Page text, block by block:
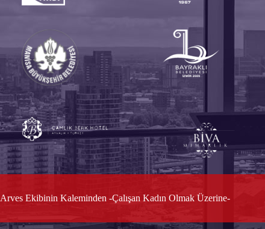
Arves Ekibinin Kaleminden -Çalışan Kadın Olmak Üzerine-